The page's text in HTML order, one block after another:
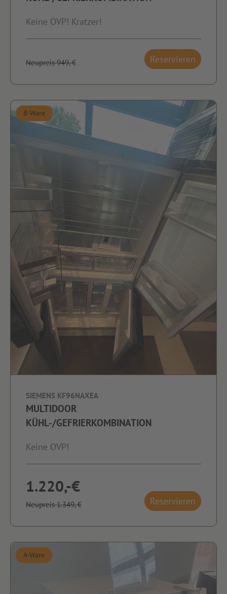
Keine OVP! Kratzer!
Neupreis 949,-€ Reservieren
B-Ware
SIEMENS KF96NAXEA
MULTIDOOR
KÜHL-/GEFRIERKOMBINATION
Keine OVP!
1.220,-€
Neupreis 1.349,-€ Reservieren
A-Ware